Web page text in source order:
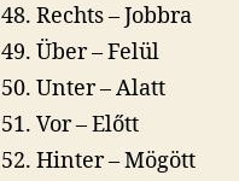
Rechts – Jobbra
Über – Felül
Unter – Alatt
Vor – Előtt
Hinter – Mögött